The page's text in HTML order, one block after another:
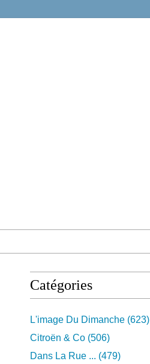
Catégories
L'image Du Dimanche (623)
Citroën & Co (506)
Dans La Rue ... (479)